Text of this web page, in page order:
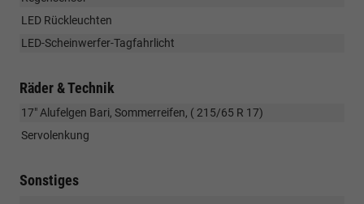
LED Rückleuchten
LED-Scheinwerfer-Tagfahrlicht
Räder & Technik
17" Alufelgen Bari, Sommerreifen, ( 215/65 R 17)
Servolenkung
Sonstiges